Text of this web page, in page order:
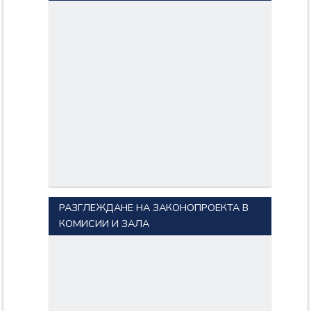
РАЗГЛЕЖДАНЕ НА ЗАКОНОПРОЕКТА В
КОМИСИИ И ЗАЛА